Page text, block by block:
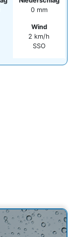
0 mm
Wind
2 km/h
SSO